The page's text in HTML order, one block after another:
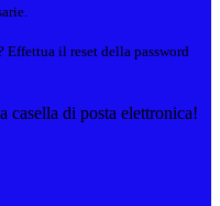
Effettua il reset della password
casella di posta elettronica!